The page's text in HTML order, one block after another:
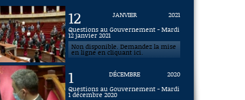
12 JANVIER
2021
Questions au Gouvernement - Mardi
12 janvier 2021
Non disponible. Demandez la mise
en ligne en cliquant ici.
1 DÉCEMBRE
2020
Questions au Gouvernement - Mardi
1 décembre 2020